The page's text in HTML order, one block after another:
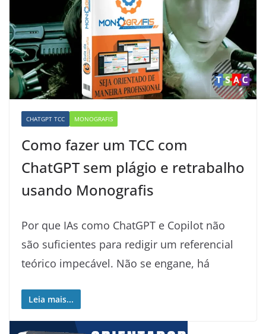
CHATGPT TCC MONOGRAFIS
Como fazer um TCC com
ChatGPT sem plágio e retrabalho
usando Monografis
Por que IAs como ChatGPT e Copilot não
são suficientes para redigir um referencial
teórico impecável. Não se engane, há
Leia mais...